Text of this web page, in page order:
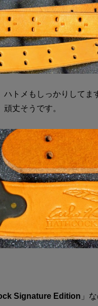
ハトメもしっかりしてま
丈そうです。
Signature Edition 」